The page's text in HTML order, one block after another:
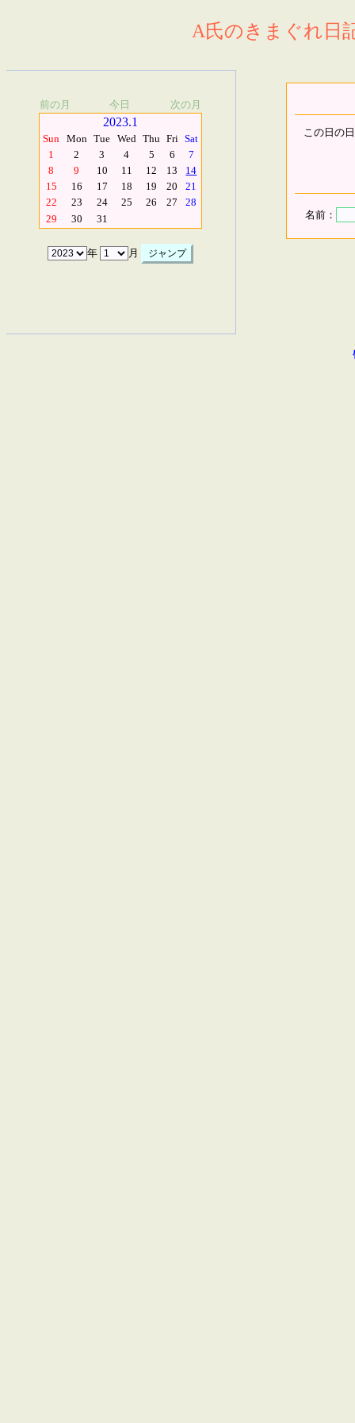
A氏のきまぐれ日
前の月 今日 次の月
2023.1
Sun Mon Tue Wed Thu Fri Sat
1
2 3 4 5 6
7
8
9 10 11 12 13
14
15
16 17 18 19 20
21
22
23 24 25 26 27
28
29
30 31
年 月
この日の
名前：